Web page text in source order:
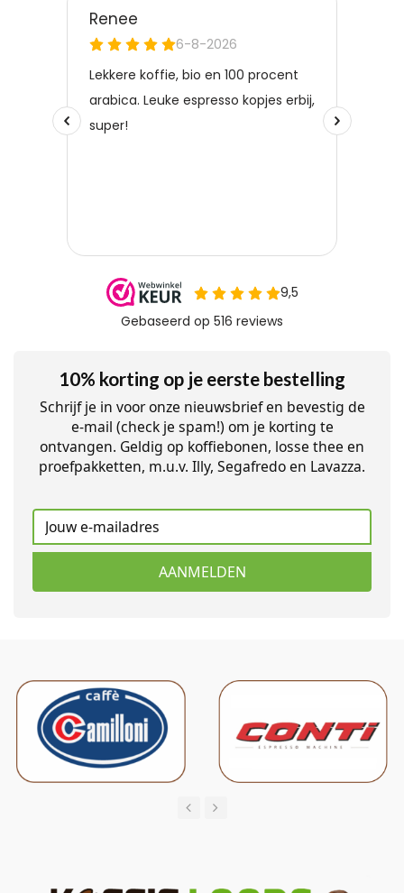
10% korting op je eerste bestelling
Schrijf je in voor onze nieuwsbrief en bevestig de
e-mail (check je spam!) om je korting te
ontvangen. Geldig op koffiebonen, losse thee en
proefpakketten, m.u.v. Illy, Segafredo en Lavazza.
AANMELDEN